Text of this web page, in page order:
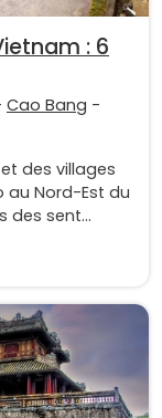
: 6
Cao Bang -
des villages
au Nord-Est du
des sent...